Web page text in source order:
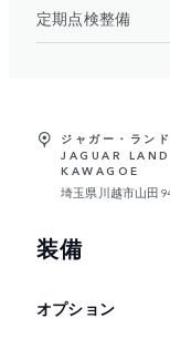
定期点検整備
ジャガー・ラン
JAGUAR
KAWAGOE
埼玉県川越市山田
装備
オプション